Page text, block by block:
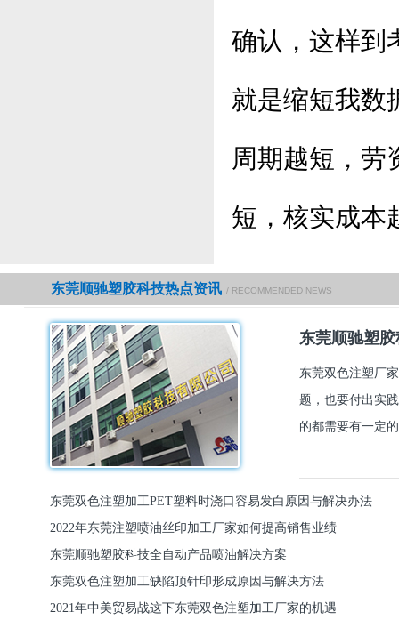
确认，这样到
就是缩短我数
周期越短，劳
短，核实成本
东莞顺驰塑胶科技热点资讯 / RECOMMENDED NEWS
东莞顺驰塑
东莞双色注塑厂
题，也要付出实
的都需要有一定
东莞双色注塑加工PET塑料时浇口容易发白原因与解决办法
2022年东莞注塑喷油丝印加工厂家如何提高销售业绩
东莞顺驰塑胶科技全自动产品喷油解决方案
东莞双色注塑加工缺陷顶针印形成原因与解决方法
2021年中美贸易战这下东莞双色注塑加工厂家的机遇